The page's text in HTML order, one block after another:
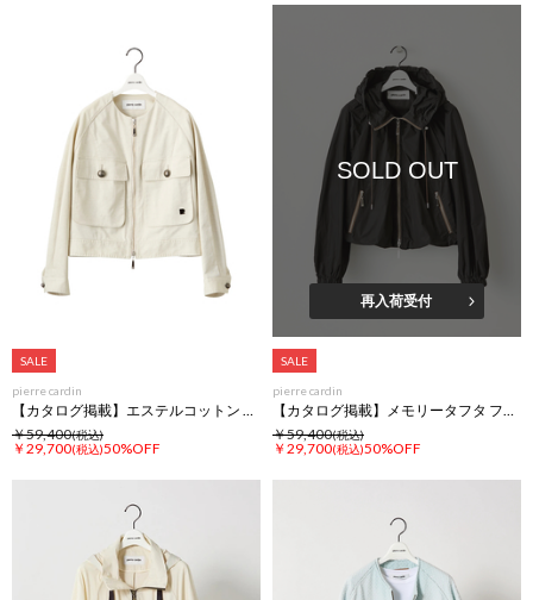
SALE
pierre cardin
【カタログ掲載】エステルコットン ノーカラー ジャケット
￥59,400(税込)
￥29,700(税込)50%OFF
SOLD OUT
再入荷受付
SALE
pierre cardin
【カタログ掲載】メモリータフタ フーディ ジャケット
￥59,400(税込)
￥29,700(税込)50%OFF